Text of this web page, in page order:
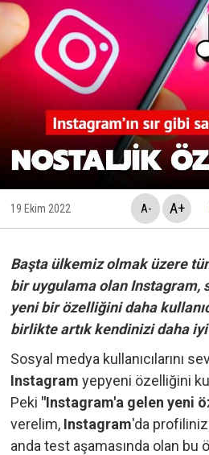
Ünlüler soruşturmasında yeni
Yükseliş üst üste 3. gününe
12 maddelik "çerçeve yasa
İzmit Belediyesi'nde 'rüşvet
19 Ekim 2022 A- A+
Başta ülkemiz olmak üzere
bir uygulama olan
yeni bir özelliğini daha
birlikte artık kendinizi daha
Sosyal medya kullanıcılarını
Instagramyepyeni özelliğini
Peki "Instagram'a gelen yeni
verelim, Instagram'da
anda test aşamasında olan bu